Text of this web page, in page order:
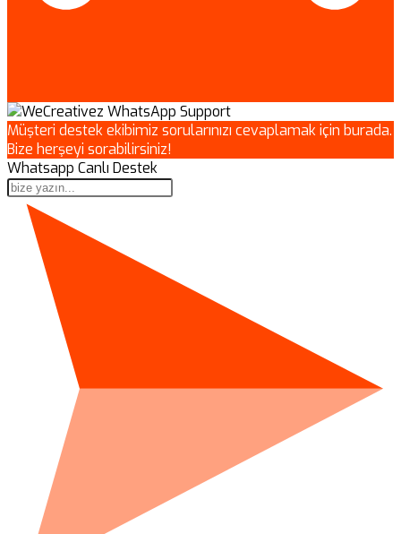
Müşteri destek ekibimiz sorularınızı cevaplamak için burada.
Bize herşeyi sorabilirsiniz!
Whatsapp Canlı Destek